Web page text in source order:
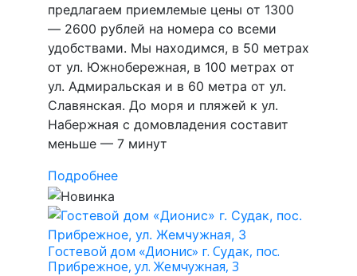
предлагаем приемлемые цены от 1300
— 2600 рублей на номера со всеми
удобствами. Мы находимся, в 50 метрах
от ул. Южнобережная, в 100 метрах от
ул. Адмиральская и в 60 метра от ул.
Славянская. До моря и пляжей к ул.
Набержная с домовладения составит
меньше — 7 минут
Подробнее
Гостевой дом «Дионис» г. Судак, пос.
Прибрежное, ул. Жемчужная, 3